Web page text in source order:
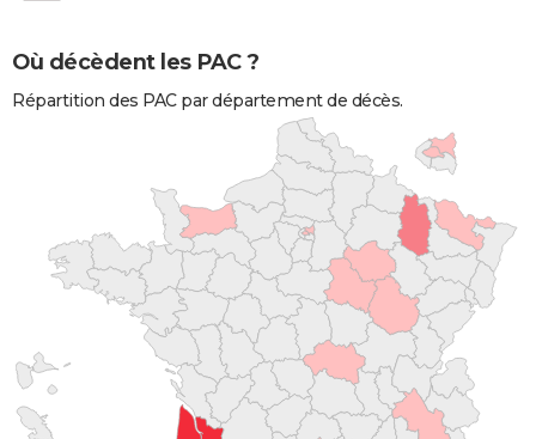
Où décèdent les PAC ?
Répartition des PAC par département de décès.